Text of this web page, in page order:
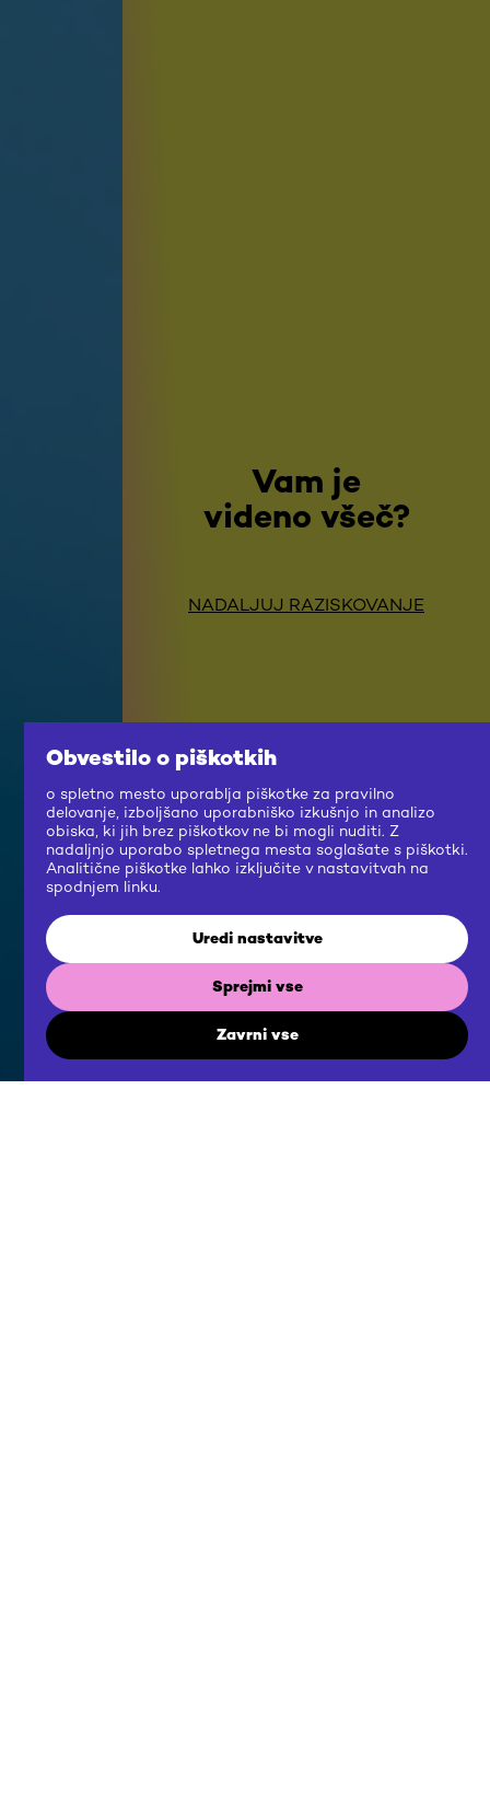
Vam je
videno všeč?
NADALJUJ RAZISKOVANJE
Obvestilo o piškotkih
o spletno mesto uporablja piškotke za pravilno
delovanje, izboljšano uporabniško izkušnjo in analizo
obiska, ki jih brez piškotkov ne bi mogli nuditi. Z
nadaljnjo uporabo spletnega mesta soglašate s piškotki.
Analitične piškotke lahko izključite v nastavitvah na
spodnjem linku.
Uredi nastavitve
Sprejmi vse
Zavrni vse